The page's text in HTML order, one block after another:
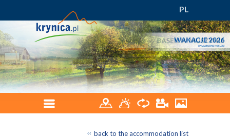
PL
back to the accommodation list